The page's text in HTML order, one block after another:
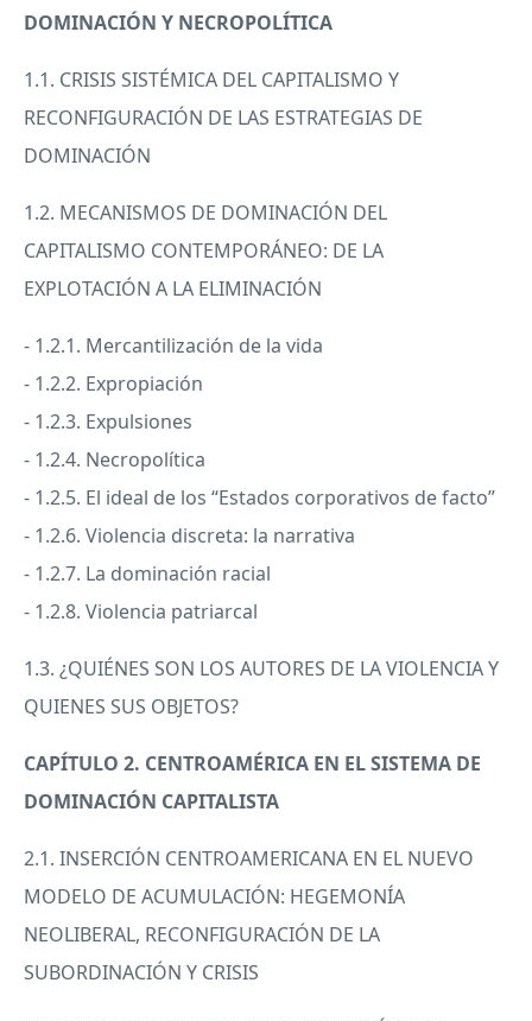
DOMINACIÓN Y NECROPOLÍTICA
1.1. CRISIS SISTÉMICA DEL CAPITALISMO Y
RECONFIGURACIÓN DE LAS ESTRATEGIAS DE
DOMINACIÓN
1.2. MECANISMOS DE DOMINACIÓN DEL
CAPITALISMO CONTEMPORÁNEO: DE LA
EXPLOTACIÓN A LA ELIMINACIÓN
- 1.2.1. Mercantilización de la vida
- 1.2.2. Expropiación
- 1.2.3. Expulsiones
- 1.2.4. Necropolítica
- 1.2.5. El ideal de los “Estados corporativos de facto”
- 1.2.6. Violencia discreta: la narrativa
- 1.2.7. La dominación racial
- 1.2.8. Violencia patriarcal
1.3. ¿QUIÉNES SON LOS AUTORES DE LAVIOLENCIAY
QUIENES SUS OBJETOS?
CAPÍTULO 2. CENTROAMÉRICA EN ELSISTEMA DE
DOMINACIÓN CAPITALISTA
2.1. INSERCIÓN CENTROAMERICANA EN EL NUEVO
MODELO DE ACUMULACIÓN: HEGEMONÍA
NEOLIBERAL, RECONFIGURACIÓN DE LA
SUBORDINACIÓN Y CRISIS